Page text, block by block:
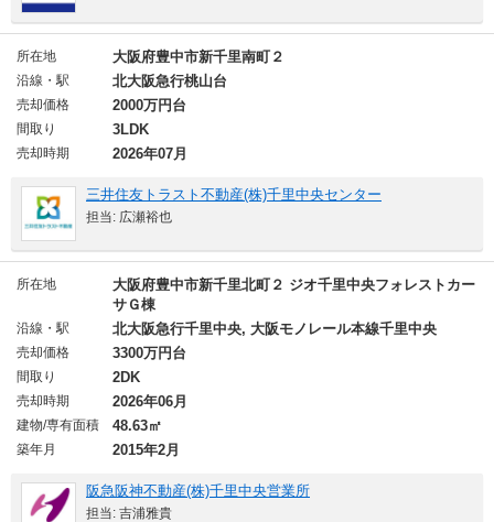
所在地 大阪府豊中市新千里南町２
沿線・駅 北大阪急行桃山台
売却価格 2000万円台
間取り 3LDK
売却時期 2026年07月
三井住友トラスト不動産(株)千里中央センター
担当: 広瀬裕也
所在地
大阪府豊中市新千里北町２ ジオ千里中央フォレストカー
サＧ棟
沿線・駅 北大阪急行千里中央, 大阪モノレール本線千里中央
売却価格 3300万円台
間取り 2DK
売却時期 2026年06月
建物/専有面積 48.63㎡
築年月 2015年2月
阪急阪神不動産(株)千里中央営業所
担当: 吉浦雅貴